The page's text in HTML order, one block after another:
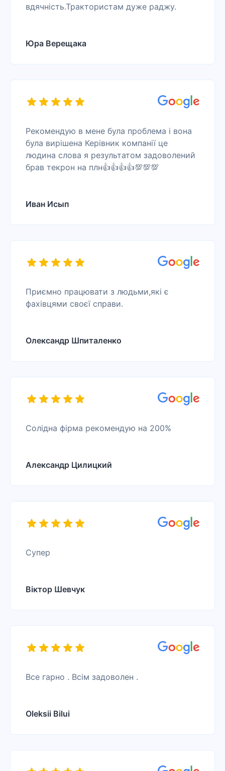
вдячність.Трактористам дуже раджу.
Юра Верещака
Рекомендую в мене була проблема і вона
була вирішена Керівник компанії це
людина слова я результатом задоволений
брав текрон на плн👍👍👍👍💯💯💯
Иван Исып
Приємно працювати з людьми,які є
фахівцями своєї справи.
Олександр Шпиталенко
Солідна фірма рекомендую на 200%
Александр Цилицкий
Супер
Віктор Шевчук
Все гарно . Всім задоволен .
Oleksii Bilui